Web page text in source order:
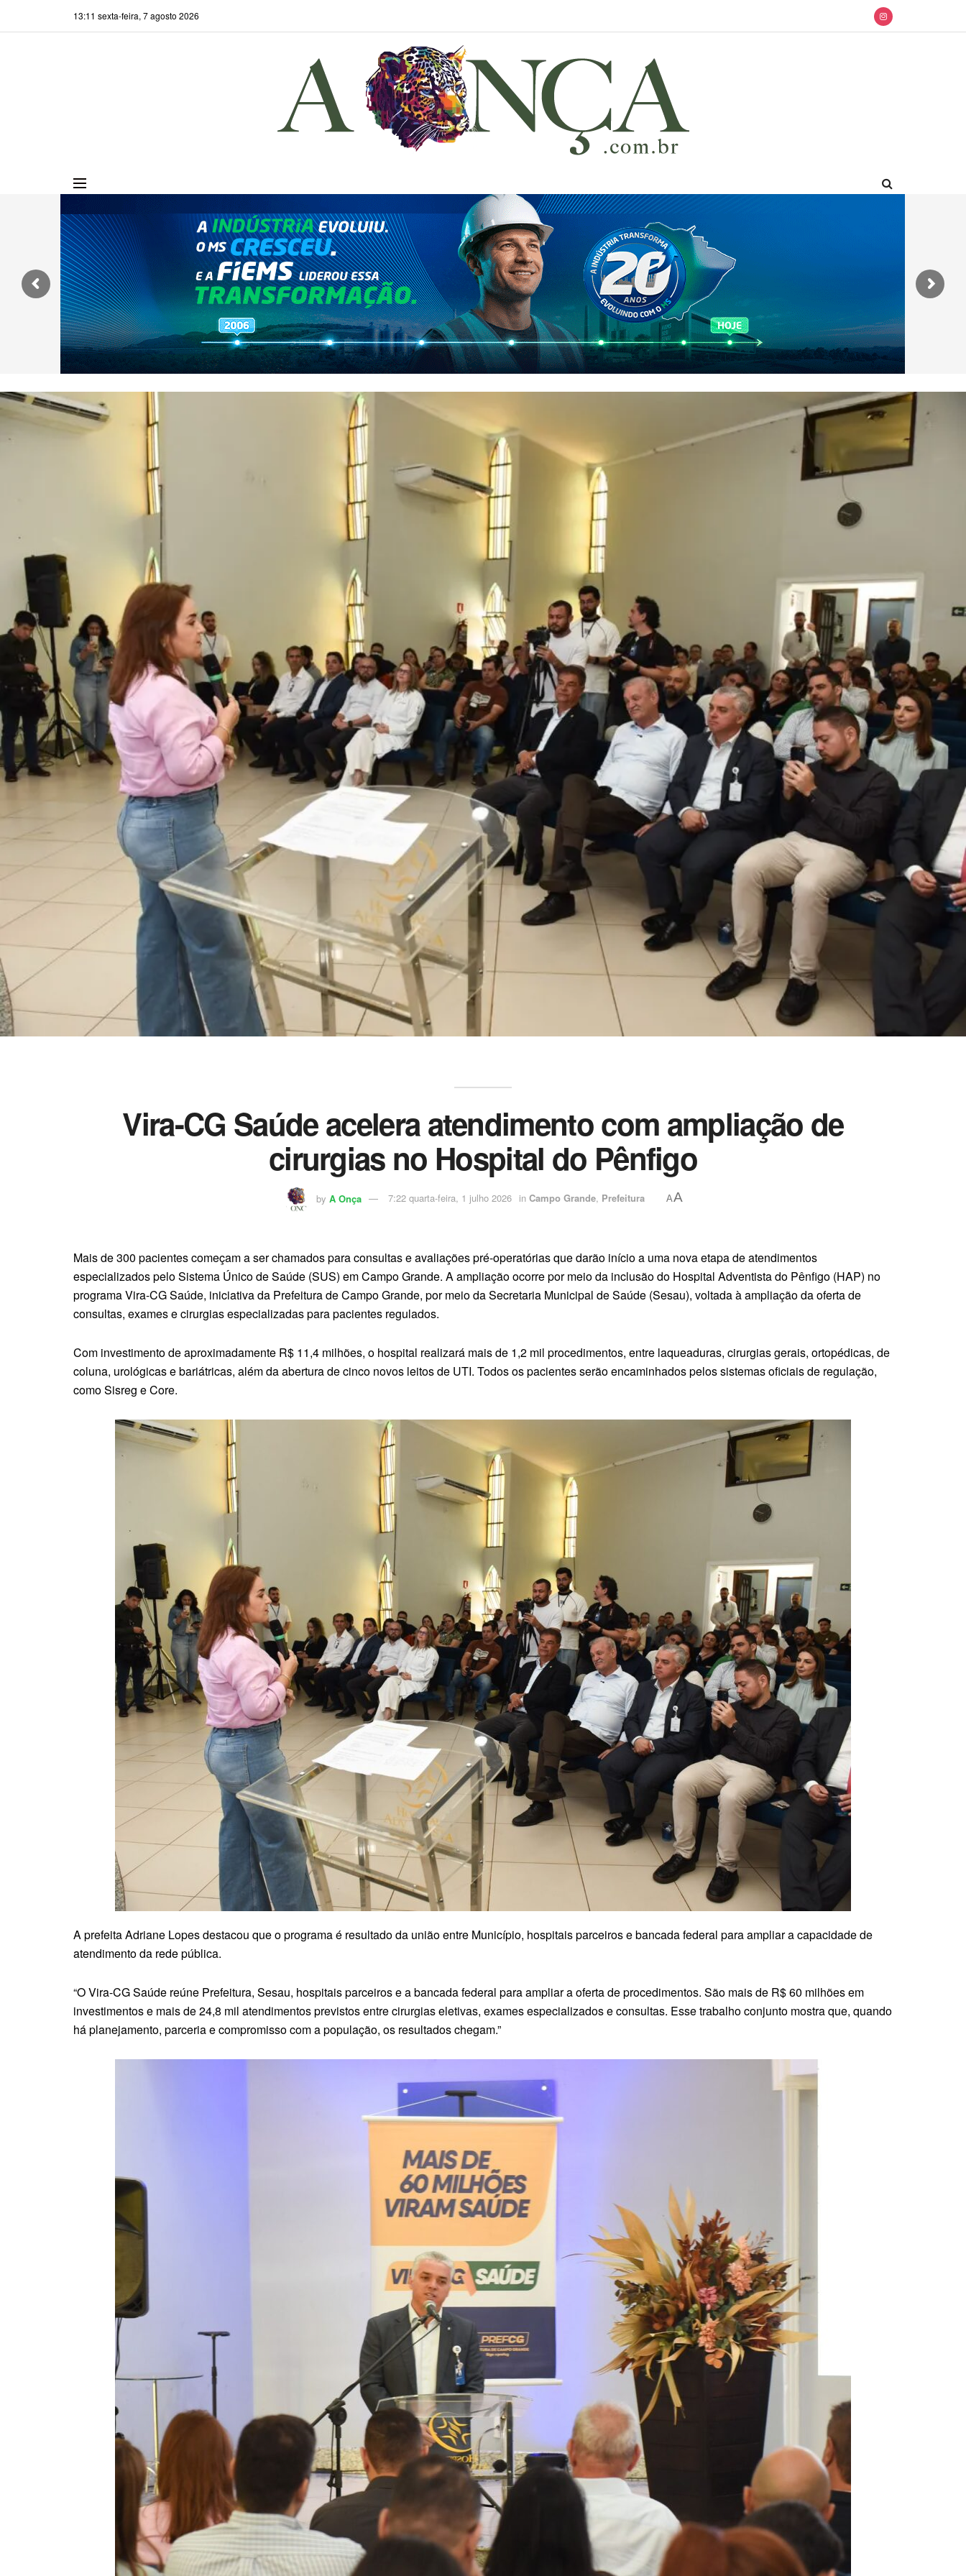
13:11 sexta-feira, 7 agosto 2026
Vira-CG Saúde acelera atendimento com ampliação de
cirurgias no Hospital do Pênfigo
by A Onça 7:22 quarta-feira, 1 julho 2026 in Campo Grande, Prefeitura AA
Mais de 300 pacientes começam a ser chamados para consultas e avaliações pré-operatórias que darão início a uma nova etapa de atendimentos
especializados pelo Sistema Único de Saúde (SUS) em Campo Grande. A ampliação ocorre por meio da inclusão do Hospital Adventista do Pênfigo (HAP) no
programa Vira-CG Saúde, iniciativa da Prefeitura de Campo Grande, por meio da Secretaria Municipal de Saúde (Sesau), voltada à ampliação da oferta de
consultas, exames e cirurgias especializadas para pacientes regulados.
Com investimento de aproximadamente R$ 11,4 milhões, o hospital realizará mais de 1,2 mil procedimentos, entre laqueaduras, cirurgias gerais, ortopédicas, de
coluna, urológicas e bariátricas, além da abertura de cinco novos leitos de UTI. Todos os pacientes serão encaminhados pelos sistemas oficiais de regulação,
como Sisreg e Core.
A prefeita Adriane Lopes destacou que o programa é resultado da união entre Município, hospitais parceiros e bancada federal para ampliar a capacidade de
atendimento da rede pública.
“O Vira-CG Saúde reúne Prefeitura, Sesau, hospitais parceiros e a bancada federal para ampliar a oferta de procedimentos. São mais de R$ 60 milhões em
investimentos e mais de 24,8 mil atendimentos previstos entre cirurgias eletivas, exames especializados e consultas. Esse trabalho conjunto mostra que, quando
há planejamento, parceria e compromisso com a população, os resultados chegam.”